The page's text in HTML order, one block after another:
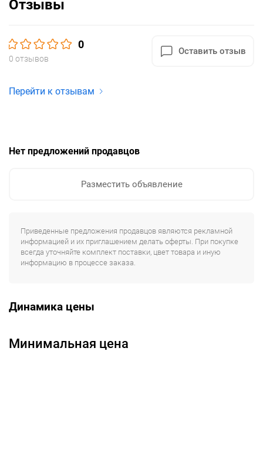
Отзывы
0
0 отзывов
Оставить отзыв
Перейти к отзывам
Нет предложений продавцов
Разместить объявление
Приведенные предложения продавцов являются рекламной
информацией и их приглашением делать оферты. При покупке
всегда уточняйте комплект поставки, цвет товара и иную
информацию в процессе заказа.
Динамика цены
Минимальная цена